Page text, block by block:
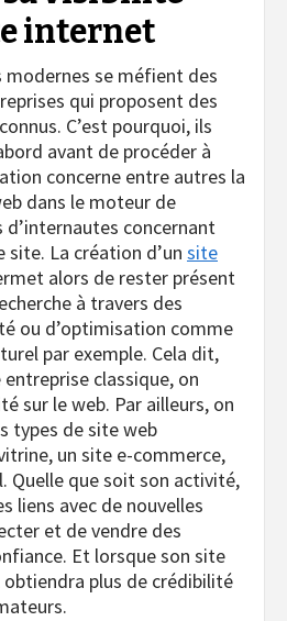
internet
modernes se méfient des
qui proposent des
C’est pourquoi, ils
avant de procéder à
concerne entre autres la
dans le moteur de
d’internautes concernant
site. La création d’un site
alors de rester présent
à travers des
ou d’optimisation comme
par exemple. Cela dit,
classique, on
sur le web. Par ailleurs, on
types de site web
un site e-commerce,
Quelle que soit son activité,
liens avec de nouvelles
et de vendre des
Et lorsque son site
plus de crédibilité